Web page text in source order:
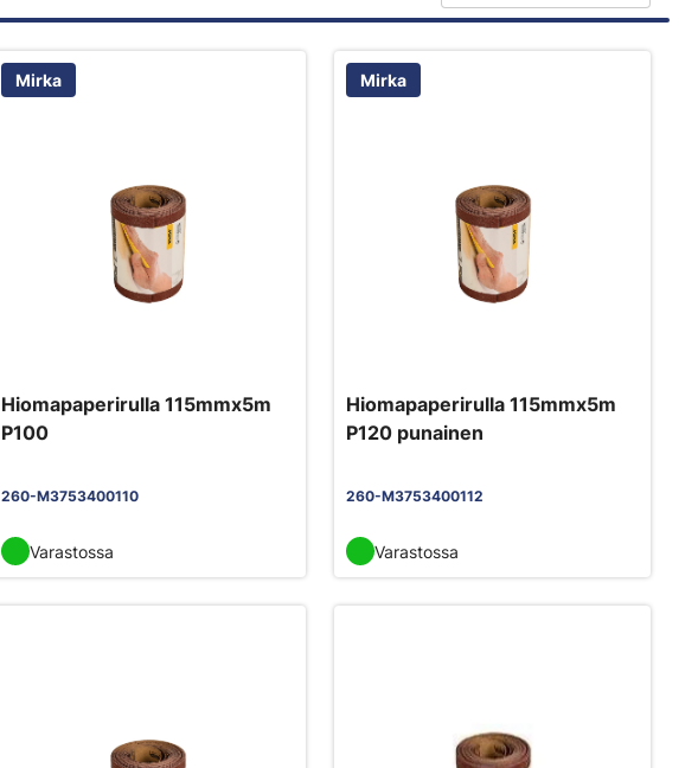
Mirka
Hiomapaperirulla 115mmx5m
P100
260-M3753400110
Varastossa
Mirka
Hiomapaperirulla 115mmx5m
P120 punainen
260-M3753400112
Varastossa